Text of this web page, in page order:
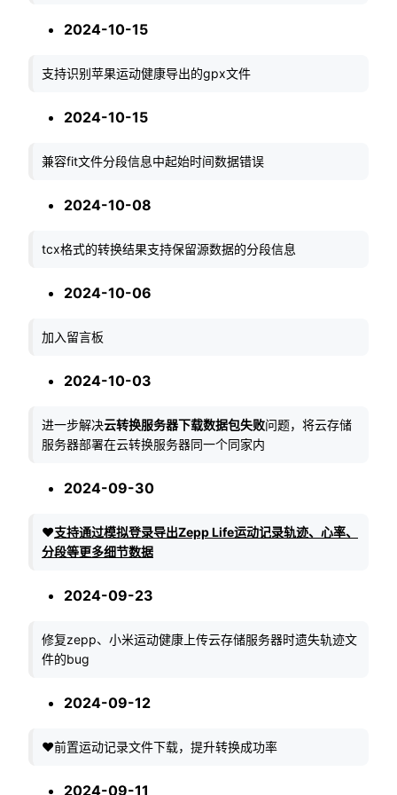
2024-10-15
支持识别苹果运动健康导出的gpx文件
2024-10-15
兼容fit文件分段信息中起始时间数据错误
2024-10-08
tcx格式的转换结果支持保留源数据的分段信息
2024-10-06
加入留言板
2024-10-03
进一步解决云转换服务器下载数据包失败问题，将云存储
服务器部署在云转换服务器同一个同家内
2024-09-30
❤️支持通过模拟登录导出Zepp Life运动记录轨迹、心率、
分段等更多细节数据
2024-09-23
修复zepp、小米运动健康上传云存储服务器时遗失轨迹文
件的bug
2024-09-12
❤️前置运动记录文件下载，提升转换成功率
2024-09-11